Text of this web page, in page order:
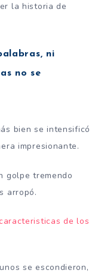
la historia de
ni
no se
bien se intensificó
impresionante.
golpe tremendo
arropó.
caracteristicas de los
se escondieron,